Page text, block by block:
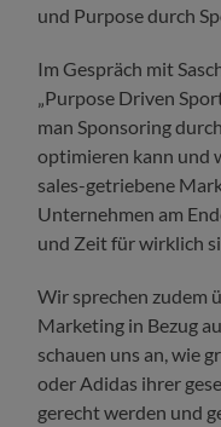
und Purpose durch
Im Gespräch mit
„Purpose Driven
man Sponsoring
optimieren kann und
sales-getriebene
Unternehmen am
und Zeit für wirklich
Wir sprechen zudem
Marketing in Bezug
schauen uns an, wie
oder Adidas ihrer
gerecht werden und